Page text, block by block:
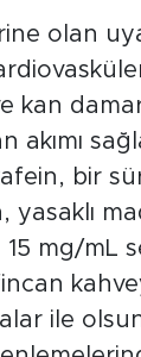
olan
kan
bir
yasaklı
15 mg/mL
ile